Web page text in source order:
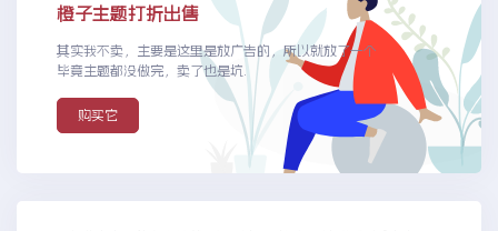
橙子主题打折出售
其实我不卖，主要是这里是放广告的，所以就放了一个
毕竟主题都没做完，卖了也是坑.
购买它